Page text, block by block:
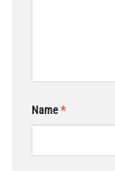
Name*